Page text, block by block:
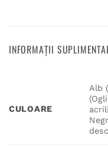
INFORMAȚII
CULOARE
Alb